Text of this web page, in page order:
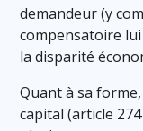
demandeur (y
compensatoire
la disparité
Quant à sa
capital (article